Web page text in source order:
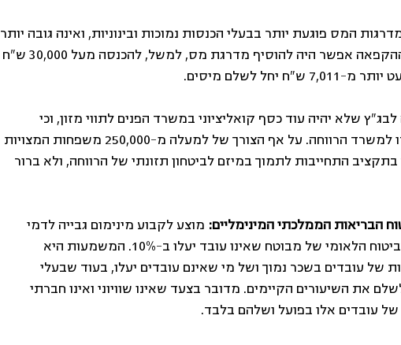
המס פוגעת יותר בבעלי הכנסות נמוכות ובינוניות, ואינה גובה יותר
מבעלי הכנסות גבוהות. במקום ההקפאה אפשר היה להוסיף מדרגת מס, למשל, להכנסה מעל 30,000 ש"ח
לשלם מיסים.
שלא יהיה עוד כסף קואליציוני במשרד הפנים לתווי מזון, וכי
התקציבים לביטחון תזונתי יועברו למשרד הרווחה. על אף הצורך של למעלה מ-250,000 משפחות המצויות
בתקציב התחייבות לתמוך במיזם לביטחון תזונתי של הרווחה, ולא ברור
הבריאות הממלכתי המינימליים: מוצע לקבוע מינימום גבייה לדמי
ביטוח הבריאות, ולקבוע שדמי הביטוח הלאומי של מבוטח שאינו עובד יעלו ב-10%. המשמעות היא
של עובדים בשכר נמוך ושל מי שאינם עובדים יעלו, בעוד שבעלי
את השיעורים הקיימים. מדובר בצעד שאינו שוויוני ואינו חברתי
עובדים אלו בפועל ושלהם בלבד.